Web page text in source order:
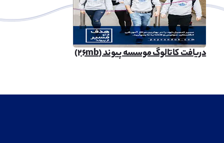
دریافت کاتالوگ موسسه پیوند (۲۶mb)